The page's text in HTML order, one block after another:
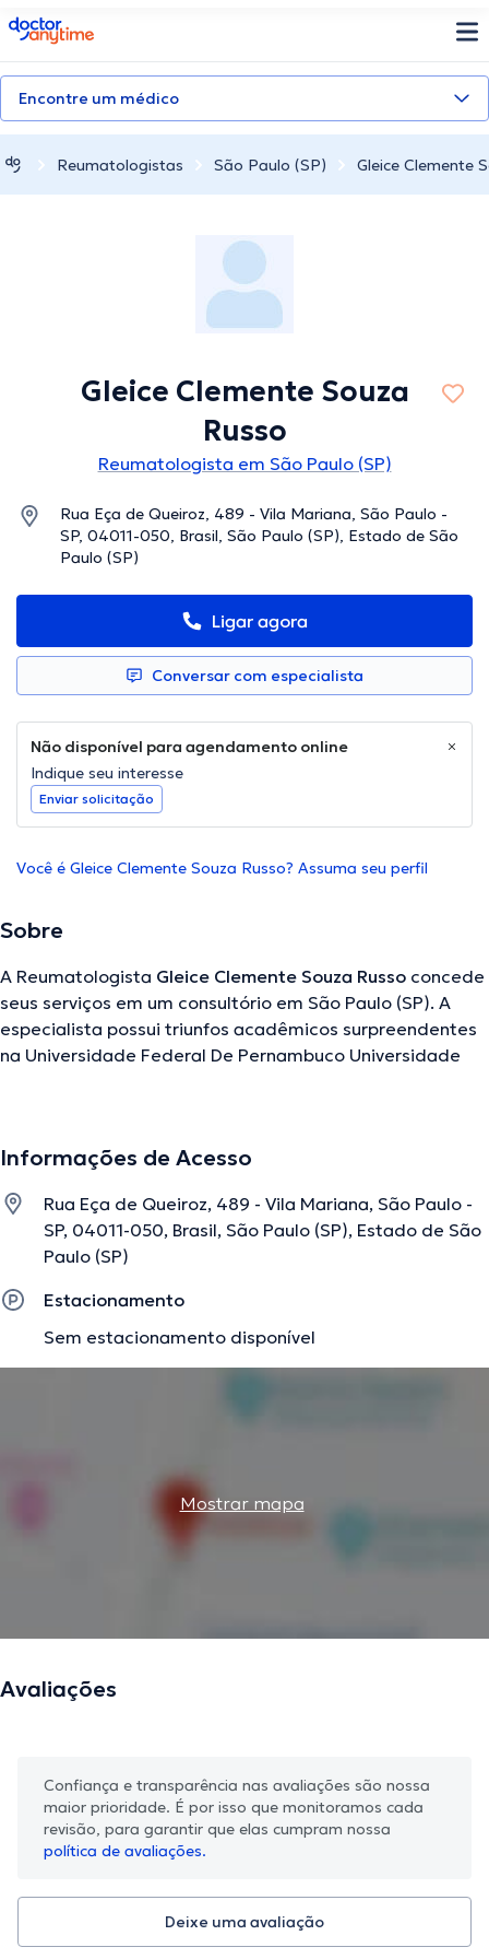
doctoranytime
Encontre um médico
Reumatologistas São Paulo (SP) Gleice Clemente
Gleice Clemente Souza
Russo
Reumatologista em São Paulo (SP)
Rua Eça de Queiroz, 489 - Vila Mariana, São Paulo -
SP, 04011-050, Brasil, São Paulo (SP), Estado de São
Paulo (SP)
Ligar agora
Conversar com especialista
Não disponível para agendamento online
Indique seu interesse
Enviar solicitação
Você é Gleice Clemente Souza Russo? Assuma seu perfil
Sobre
A Reumatologista Gleice Clemente Souza Russo concede
seus serviços em um consultório em São Paulo (SP). A
especialista possui triunfos acadêmicos surpreendentes
na Universidade Federal De Pernambuco Universidade
no seu tema de estudo. Ao mesmo tempo, ela faz parte
Souza Russo esteve presente em numerosas
conferências com a intenção de ter uma formação
contínua em seu ramo de especialização e produziu
relevantes publicações.
Informações de Acesso
Rua Eça de Queiroz, 489 - Vila Mariana, São Paulo -
SP, 04011-050, Brasil, São Paulo (SP), Estado de São
Paulo (SP)
Estacionamento
Sem estacionamento disponível
Mostrar mapa
Avaliações
Confiança e transparência nas avaliações são nossa
maior prioridade. É por isso que monitoramos cada
revisão, para garantir que elas cumpram nossa
política de avaliações.
Deixe uma avaliação